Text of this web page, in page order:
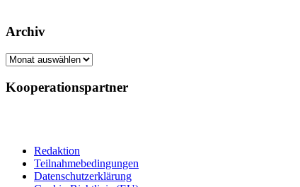
Archiv
Archiv
Kooperationspartner
Redaktion
Teilnahmebedingungen
Datenschutzerklärung